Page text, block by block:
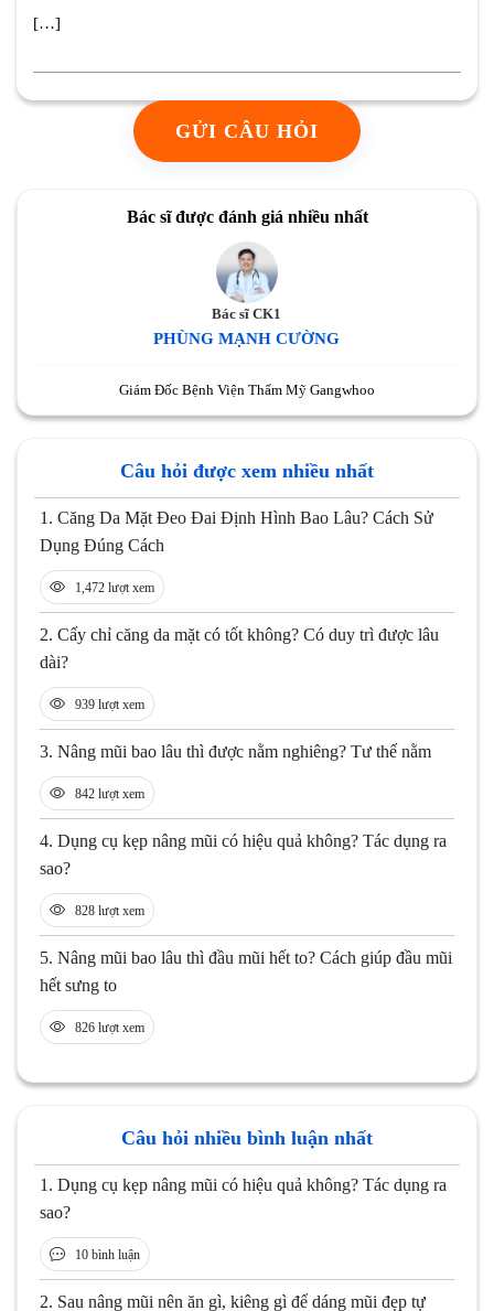
[…]
GỬI CÂU HỎI
Bác sĩ được đánh giá nhiều nhất
Bác sĩ CK1
PHÙNG MẠNH CƯỜNG
Giám Đốc Bệnh Viện Thẩm Mỹ Gangwhoo
Câu hỏi được xem nhiều nhất
1. Căng Da Mặt Đeo Đai Định Hình Bao Lâu? Cách Sử
Dụng Đúng Cách
1,472 lượt xem
2. Cấy chỉ căng da mặt có tốt không? Có duy trì được lâu
dài?
939 lượt xem
3. Nâng mũi bao lâu thì được nằm nghiêng? Tư thế nằm
842 lượt xem
4. Dụng cụ kẹp nâng mũi có hiệu quả không? Tác dụng ra
sao?
828 lượt xem
5. Nâng mũi bao lâu thì đầu mũi hết to? Cách giúp đầu mũi
hết sưng to
826 lượt xem
Câu hỏi nhiều bình luận nhất
1. Dụng cụ kẹp nâng mũi có hiệu quả không? Tác dụng ra
sao?
10 bình luận
2. Sau nâng mũi nên ăn gì, kiêng gì để dáng mũi đẹp tự